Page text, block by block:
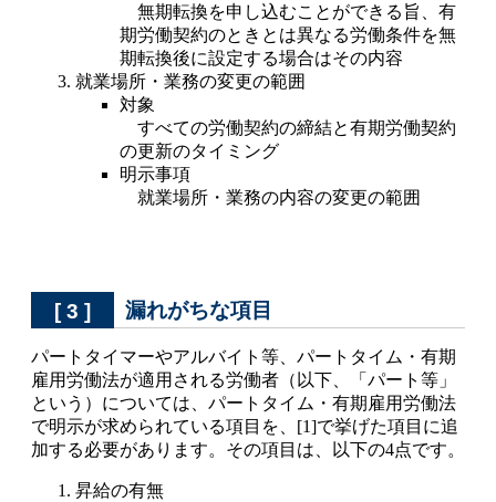
無期転換を申し込むことができる旨、有
期労働契約のときとは異なる労働条件を無
期転換後に設定する場合はその内容
就業場所・業務の変更の範囲
対象
すべての労働契約の締結と有期労働契約
の更新のタイミング
明示事項
就業場所・業務の内容の変更の範囲
[ 3 ] 漏れがちな項目
パートタイマーやアルバイト等、パートタイム・有期
雇用労働法が適用される労働者（以下、「パート等」
という）については、パートタイム・有期雇用労働法
で明示が求められている項目を、[1]で挙げた項目に追
加する必要があります。その項目は、以下の4点です。
昇給の有無